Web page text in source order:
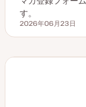
す。
更新日
2026年06月23日